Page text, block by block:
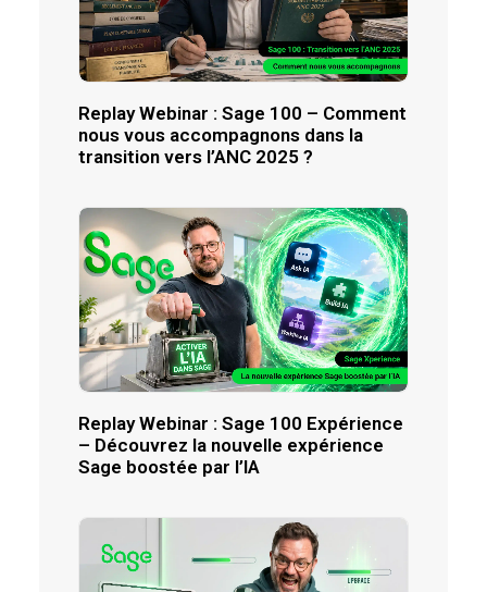
Replay Webinar : Sage 100 – Comment
nous vous accompagnons dans la
transition vers l’ANC 2025 ?
Replay Webinar : Sage 100 Expérience
– Découvrez la nouvelle expérience
Sage boostée par l’IA